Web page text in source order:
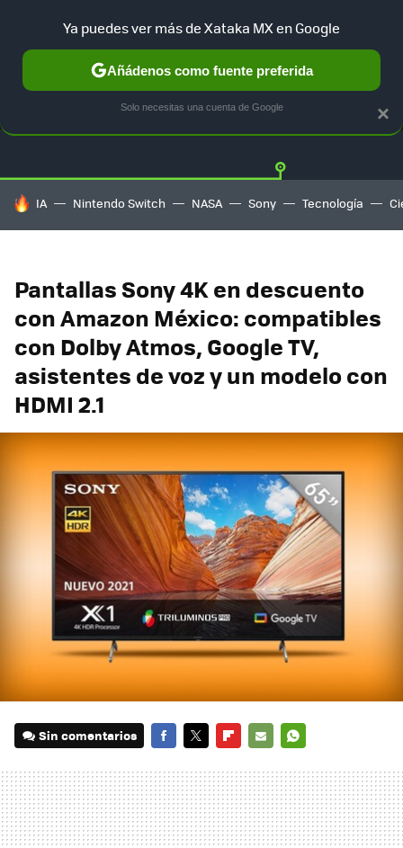
GUÍA DE COMPRAS MERCADO LIBRE
HOY SE HABLA DE
IA Nintendo Switch NASA Sony Tecnología
Pantallas Sony 4K en descuento
con Amazon México: compatibles
con Dolby Atmos, Google TV,
asistentes de voz y un modelo con
HDMI 2.1
Sin comentarios
MAIL
×
Ya puedes ver más de Xataka MX en Google
Añádenos como fuente preferida
Solo necesitas una cuenta de Google